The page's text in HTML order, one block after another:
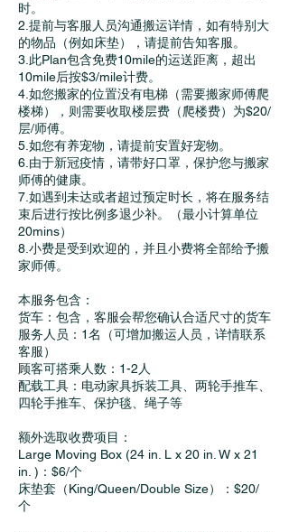
时。
2.提前与客服人员沟通搬运详情，如有特别大
的物品（例如床垫），请提前告知客服。
3.此Plan包含免费10mile的运送距离，超出
10mile后按$3/mile计费。
4.如您搬家的位置没有电梯（需要搬家师傅爬
楼梯），则需要收取楼层费（爬楼费）为$20/
层/师傅。
5.如您有养宠物，请提前安置好宠物。
6.由于新冠疫情，请带好口罩，保护您与搬家
师傅的健康。
7.如遇到未达或者超过预定时长，将在服务结
束后进行按比例多退少补。（最小计算单位
20mins）
8.小费是受到欢迎的，并且小费将全部给予搬
家师傅。
本服务包含：
货车：包含，客服会帮您确认合适尺寸的货车
服务人员：1名（可增加搬运人员，详情联系
客服）
顾客可搭乘人数：1-2人
配载工具：电动家具拆装工具、两轮手推车、
四轮手推车、保护毯、绳子等
额外选取收费项目：
Large Moving Box (24 in. L x 20 in. W x 21
in. )：$6/个
床垫套（King/Queen/Double Size）：$20/
个